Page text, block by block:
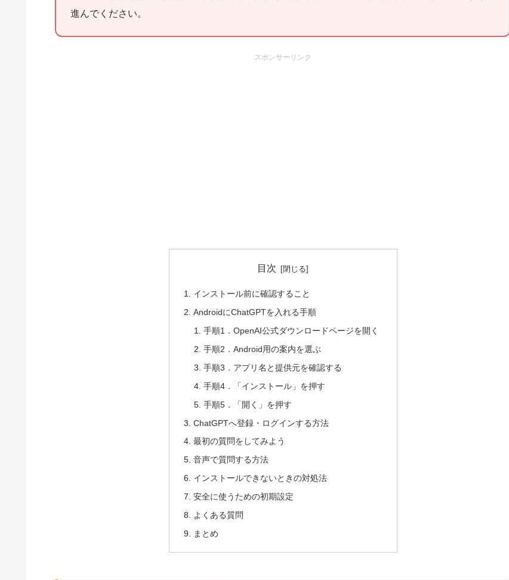
進んでください。
スポンサーリンク
目次
インストール前に確認すること
AndroidにChatGPTを入れる手順
手順1．OpenAI公式ダウンロードページを開く
手順2．Android用の案内を選ぶ
手順3．アプリ名と提供元を確認する
手順4．「インストール」を押す
手順5．「開く」を押す
ChatGPTへ登録・ログインする方法
最初の質問をしてみよう
音声で質問する方法
インストールできないときの対処法
安全に使うための初期設定
よくある質問
まとめ